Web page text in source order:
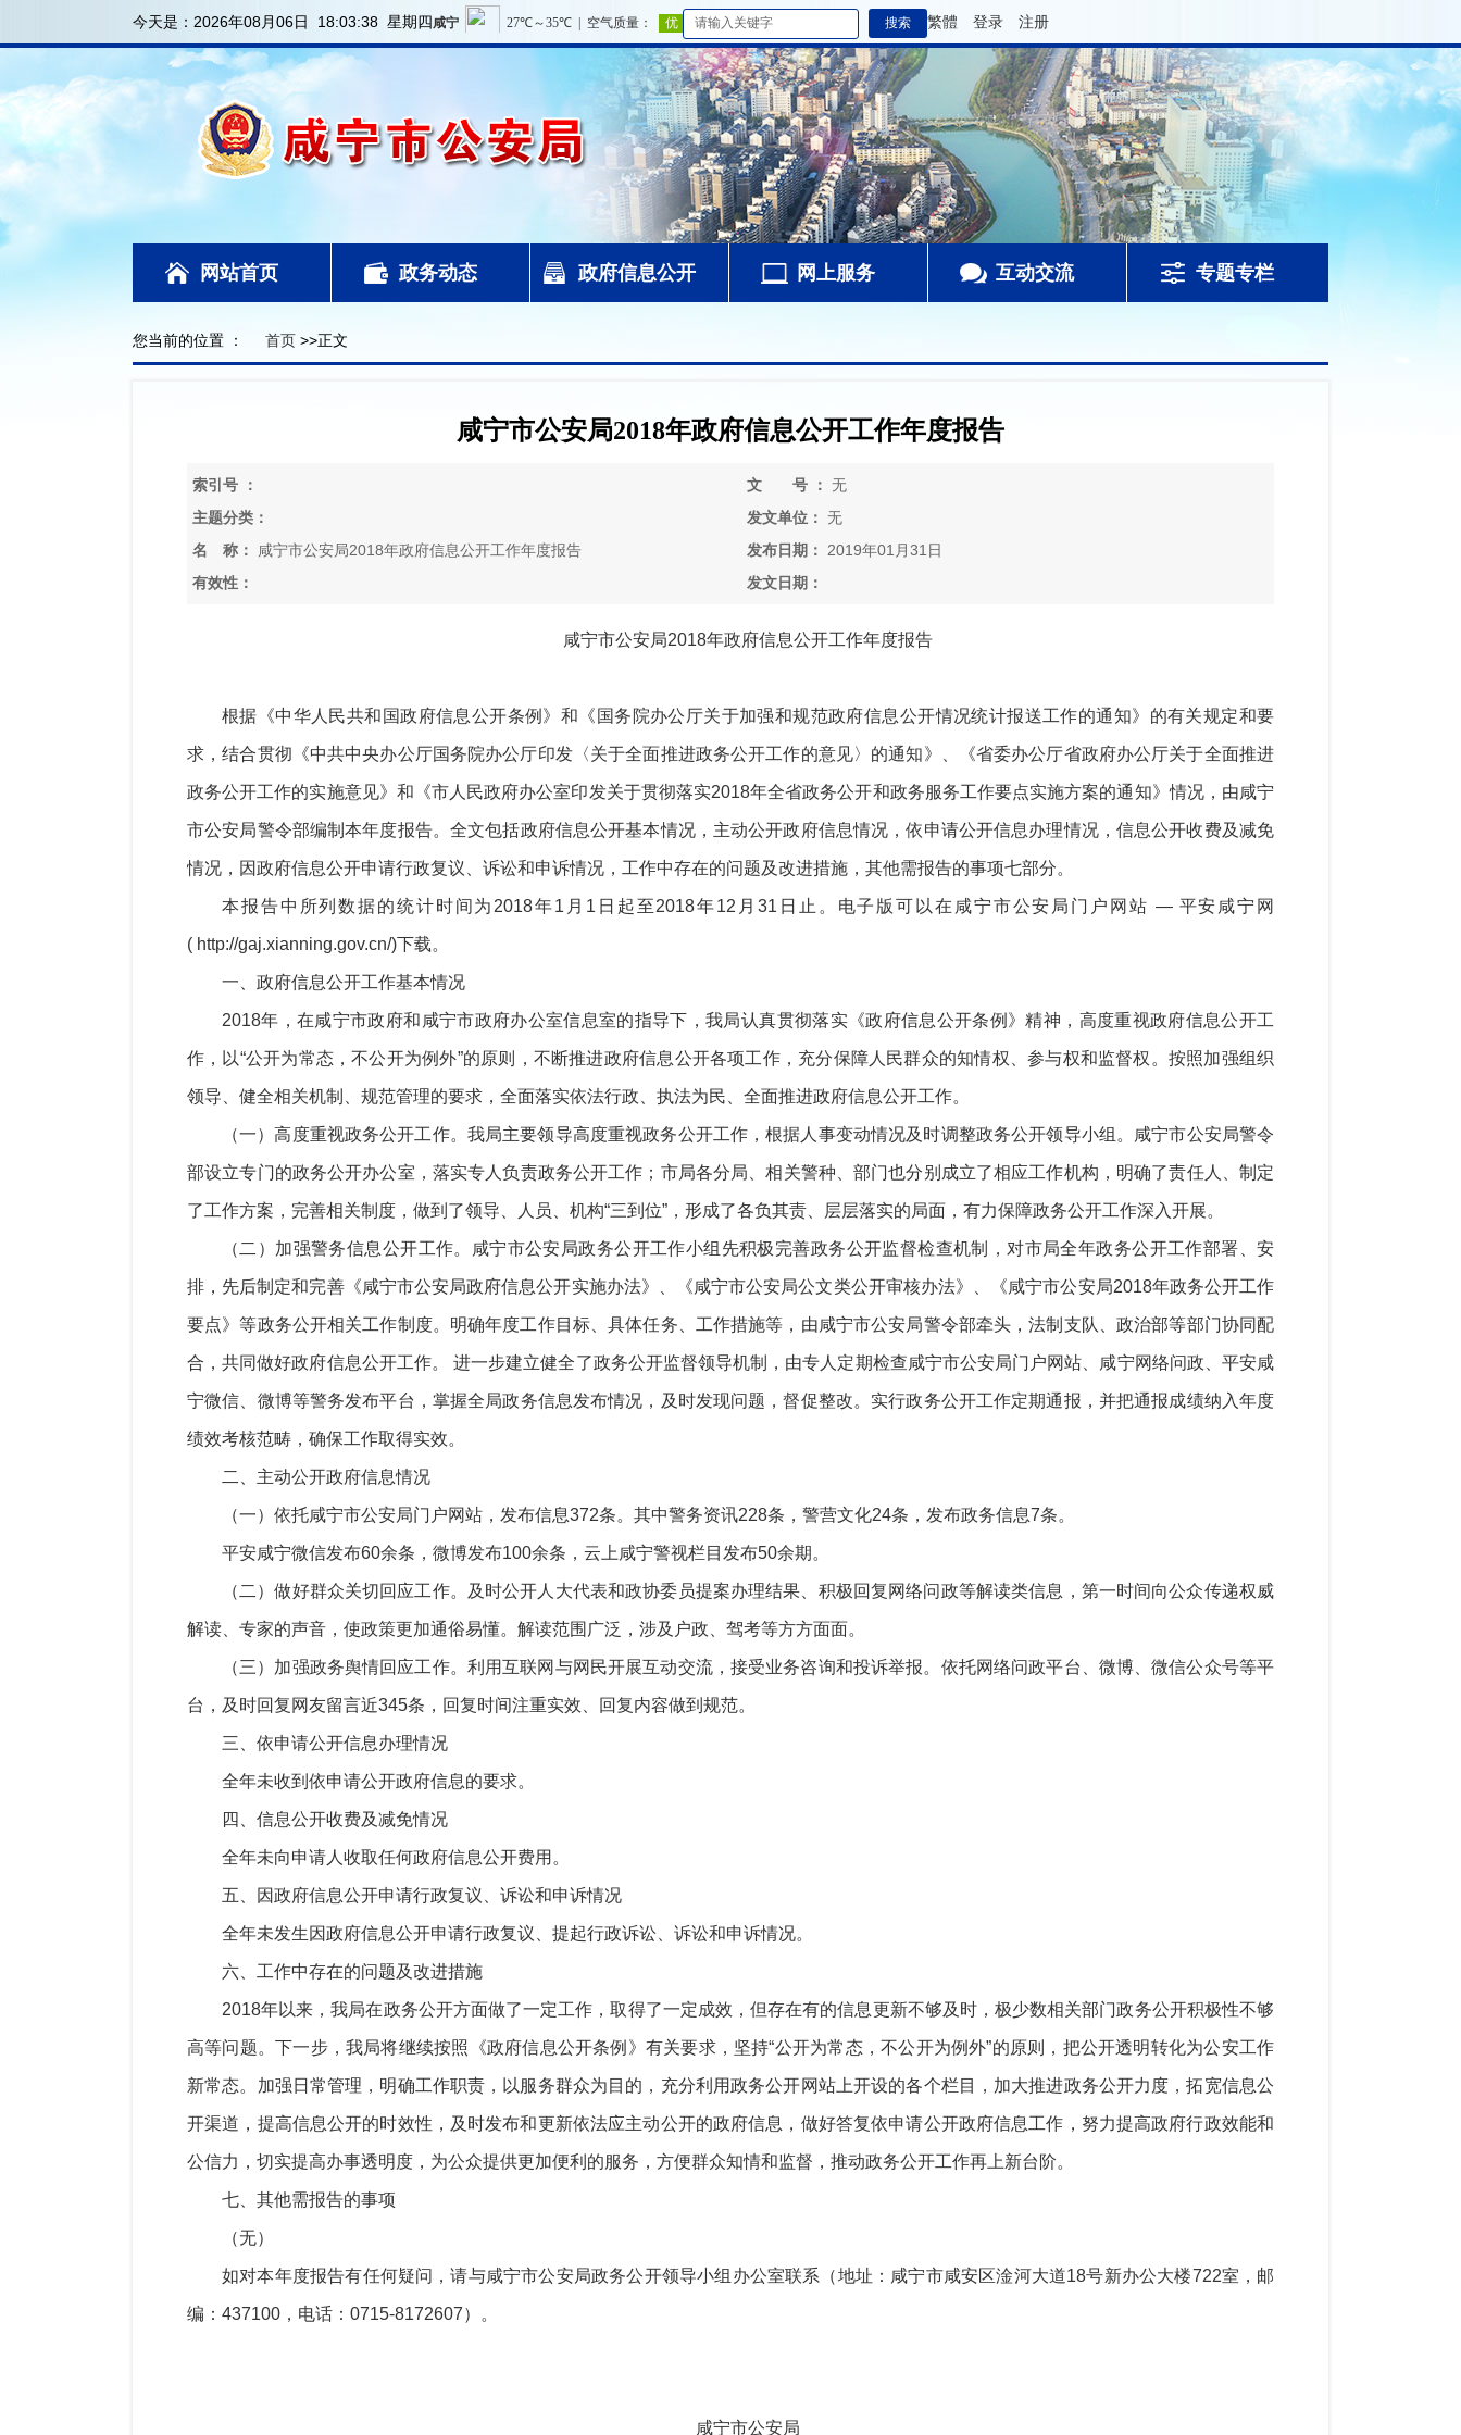
今天是： 2026年08月06日 18:03:38 星期四 繁體 登录 注册
网站首页 政务动态 政府信息公开 网上服务 互动交流 专题专栏
您当前的位置 ： 首页 >>正文
咸宁市公安局2018年政府信息公开工作年度报告
索引号 ： 文 号 ： 无
主题分类：
发文单位： 无
名 称：
咸宁市公安局2018年政府信息公开工作年度报告 发布日期：
2019年01月31日
有效性：
发文日期：
咸宁市公安局2018年政府信息公开工作年度报告
根据《中华人民共和国政府信息公开条例》和《国务院办公厅关于加强和规范政府信息公开情况统计报送工作的通知》的有关规定和要
求，结合贯彻《中共中央办公厅国务院办公厅印发〈关于全面推进政务公开工作的意见〉的通知》 《省委办公厅省政府办公厅关于全面推进
政务公开工作的实施意见》 和《市人民政府办公室印发关于贯彻落实2018年全省政务公开和政务服务工作要点实施方案的通知》情况，由咸宁
市公安局警令部编制本年度报告。全文包括政府信息公开基本情况，主动公开政府信息情况，依申请公开信息办理情况，信息公开收费及减免
情况，因政府信息公开申请行政复议、诉讼和申诉情况，工作中存在的问题及改进措施，其他需报告的事项七部分。
本报告中所列数据的统计时间为 2018年1月1日起至2018年12月31日止 。电子版可以在咸宁市公安局门户网站 — 平安咸宁网
( http://gaj.xianning.gov.cn/)下载。
一、 政府信息公开工作基本情况
2018年，在咸宁市政府和咸宁市政府办公室信息室的指导下，我局认真贯彻落实《政府信息公开条例》精神，高度重视政府信息公开工
作，以“公开为常态，不公开为例外”的原则，不断推进政府信息公开各项工作，充分保障人民群众的知情权、参与权和监督权。按照加强组织
领导、健全相关机制、规范管理的要求，全面落实依法行政、执法为民、全面推进政府信息公开工作。
（一）高度重视政务公开工作。 我局主要领导高度重视政务公开工作，根据人事变动情况及时调整政务公开领导小组。 咸宁市公安局警令
部设立专门的政务公开办公室， 落实专人负责政务公开工作；市局各分局、相关警种、部门也分别成立了相应工作机构，明确了责任人、制定
了工作方案，完善相关制度，做到了领导、人员、机构“三到位”，形成了各负其责、层层落实的局面，有力保障政务公开工作深入开展。
（二）加强警务信息公开工作。 咸宁市公安局政务公开工作小组先积极完善政务公开监督检查机制，对市局全年政务公开工作部署、安
排，先后制定和完善《咸宁市公安局政府信息公开实施办法》、《咸宁市公安局公文类公开审核办法》、《咸宁市公安局2018年政务公开工作
要点》等政务公开相关工作制度。明确年度工作目标、具体任务、工作措施等，由咸宁市公安局警令部牵头，法制支队、政治部等部门协同配
合，共同做好政府信息公开工作。 进一步建立健全了政务公开监督领导机制，由专人定期检查咸宁市公安局门户网站 、咸宁网络问政、平安咸
宁微信 微博等警务发布平台，掌握全局政务信息发布情况，及时发现问题，督促整改。实行政务公开工作定期通报，并把通报成绩纳入年度
绩效考核范畴，确保工作取得实效。
二、 主动公开政府信息情况
（一） 依托咸宁市公安局门户网站，发布信息372条。其中警务资讯228条，警营文化24条，发布政务信息7条。
平安咸宁微信发布60余条，微博发布100余条，云上咸宁警视栏目 发布50余期。
（二）做好群众关切回应工作。及时公开人大代表和政协委员提案办理结果、积极回复网络问政等解读类信息，第一时间向公众传递权威
解读、专家的声音，使政策更加通俗易懂。解读范围广泛，涉及户政、驾考等方方面面。
（三）加强政务舆情回应工作。利用互联网与网民开展互动交流，接受业务咨询和投诉举报。依托网络问政平台 微博、微信公众号等平
台，及时回复网友留言近345条，回复时间注重实效、回复内容做到规范。
三、 依申请公开信息办理情况
全年未收到 依申请公开政府信息的要求。
四、 信息公开收费及减免情况
全年未向申请人收取任何政府信息公开费用。
五、 因政府信息公开申请行政复议 诉讼和申诉情况
全年未发生因政府信息公开申请行政复议、提起行政诉讼 诉讼和申诉情况。
六、 工作中存在的问题及改进措施
2018年以来，我局在政务公开方面做了一定工作，取得了一定成效，但存在有的信息更新不够及时， 极少数相关部门政务公开积极性不够
高等问题。下一步，我局将继续按照《政府信息公开条例》有关要求，坚持“公开为常态，不公开为例外”的原则，把公开透明转化为公安工作
新常态。加强日常管理，明确工作职责，以服务群众为目的，充分利用政务公开网站上开设的各个栏目，加大推进政务公开力度，拓宽信息公
开渠道，提高信息公开的时效性，及时发布和更新依法应主动公开的政府信息，做好答复依申请公开政府信息工作，努力提高政府行政效能和
公信力，切实提高办事透明度，为公众提供更加便利的服务，方便群众知情和监督，推动政务公开工作再上新台阶。
七、 其他需报告的事项
（无）
如对本年度报告有任何疑问，请与咸宁市公安局政务公开领导小组办公室联系（地址： 咸宁市咸安区淦河大道18号新办公大楼722室 ，邮
编： 437100 ，电话： 0715-8172607）。
咸宁市公安局